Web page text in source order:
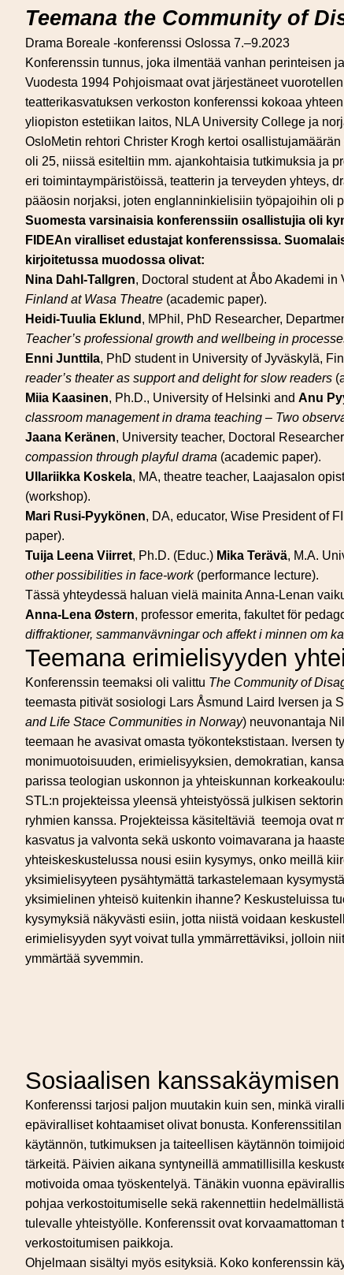
Teemana the Community of
Drama Boreale -konferenssi Oslossa 7.–9.2023
Konferenssin tunnus, joka ilmentää vanhan perinteisen
Vuodesta 1994 Pohjoismaat ovat järjestäneet
teatterikasvatuksen verkoston konferenssi kokoaa
yliopiston estetiikan laitos, NLA University College ja
OsloMetin rehtori Christer Krogh kertoi
oli 25, niissä esiteltiin mm. ajankohtaisia tutkimuksia ja
eri toimintaympäristöissä, teatterin ja terveyden yhteys,
pääosin norjaksi, joten englanninkielisiin työpajoihin oli
Suomesta varsinaisia konferenssiin osallistujia oli
FIDEAn viralliset edustajat konferenssissa.
kirjoitetussa muodossa olivat:
Nina Dahl-Tallgren, Doctoral student at Åbo Akademi in
Finland at Wasa Theatre (academic paper).
Heidi-Tuulia Eklund , MPhil, PhD Researcher,
Teacher’s professional growth and wellbeing in
Enni Junttila, PhD student in University of Jyväskylä,
reader’s theater as support and delight for slow readers
Miia Kaasinen, Ph.D., University of Helsinki and Anu
classroom management in drama teaching – Two
Jaana Keränen, University teacher, Doctoral
compassion through playful drama (academic paper).
Ullariikka Koskela, MA, theatre teacher, Laajasalon
(workshop).
Mari Rusi-Pyykönen, DA, educator, Wise President of
paper).
Tuija Leena Viirret, Ph.D. (Educ.) Mika Terävä, M.A.
other possibilities in face-work(performance lecture).
Tässä yhteydessä haluan vielä mainita Anna-Lenan
Anna-Lena Østern, professor emerita, fakultet för
diffraktioner, sammanvävningar och affekt i minnen om
Teemana erimielisyyden
Konferenssin teemaksi oli valittu The Community of
teemasta pitivät sosiologi Lars Åsmund Laird Iversen ja
and Life Stace Communities in Norway) neuvonantaja
teemaan he avasivat omasta työkontekstistaan. Iversen
monimuotoisuuden, erimielisyyksien, demokratian,
parissa teologian uskonnon ja yhteiskunnan
STL:n projekteissa yleensä yhteistyössä julkisen
ryhmien kanssa. Projekteissa käsiteltäviä ​​ teemoja ovat
kasvatus ja valvonta sekä uskonto voimavarana ja
yhteiskeskustelussa nousi esiin kysymys, onko meillä
yksimielisyyteen pysähtymättä tarkastelemaan
yksimielinen yhteisö kuitenkin ihanne? Keskusteluissa
kysymyksiä näkyvästi esiin, jotta niistä voidaan
erimielisyyden syyt voivat tulla ymmärrettäviksi, jolloin
ymmärtää syvemmin.
Sosiaalisen
Konferenssi tarjosi paljon muutakin kuin sen, minkä
epäviralliset kohtaamiset olivat bonusta.
käytännön, tutkimuksen ja taiteellisen käytännön
tärkeitä. Päivien aikana syntyneillä ammatillisilla
motivoida omaa työskentelyä. Tänäkin vuonna
pohjaa verkostoitumiselle sekä rakennettiin
tulevalle yhteistyölle. Konferenssit ovat korvaamattoman
verkostoitumisen paikkoja.
Ohjelmaan sisältyi myös esityksiä. Koko konferenssin